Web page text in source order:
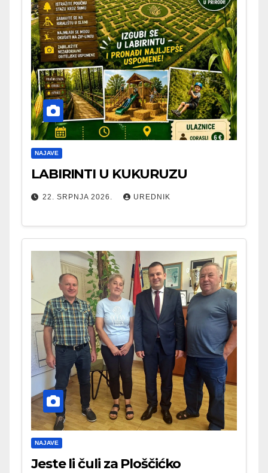
NAJAVE
LABIRINTI U KUKURUZU
22. SRPNJA 2026. UREDNIK
NAJAVE
Jeste li čuli za Ploščićko